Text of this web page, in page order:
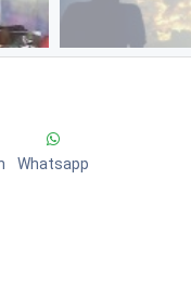
Whatsapp